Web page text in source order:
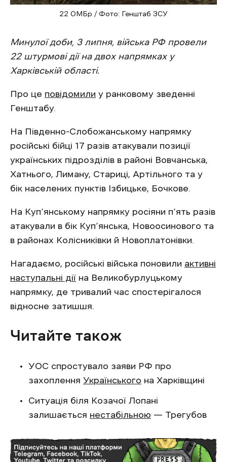
22 ОМБр / Фото: Генштаб ЗСУ
Минулої доби, 3 липня, війська РФ провели
22 штурмові дії на двох напрямках у
Харківській області.
Про це повідомили у ранковому зведенні
Генштабу.
На Південно-Слобожанському напрямку
російські бійці 17 разів атакували позиції
українських підрозділів в районі Вовчанська,
Хатнього, Лиману, Стариці, Артільного та у
бік населених пунктів Ізбицьке, Бочкове.
На Куп’янському напрямку росіяни п’ять разів
атакували в бік Куп’янська, Новоосинового та
в районах Колісниківки й Новоплатонівки.
Нагадаємо, російські війська поновили активні
наступальні дії на Великобурлуцькому
напрямку, де тривалий час спостерігалося
відносне затишшя.
Читайте також
УОС спростувало заяви РФ про
захоплення Українського на Харківщині
Ситуація біля Козачої Лопані
залишається нестабільною — Трегубов